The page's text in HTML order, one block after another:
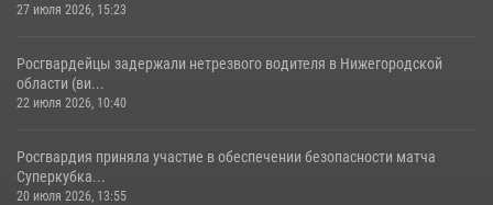
27 июля 2026, 15:23
Росгвардейцы задержали нетрезвого водителя в Нижегородской
области (ви...
22 июля 2026, 10:40
Росгвардия приняла участие в обеспечении безопасности матча
Суперкубка...
20 июля 2026, 13:55